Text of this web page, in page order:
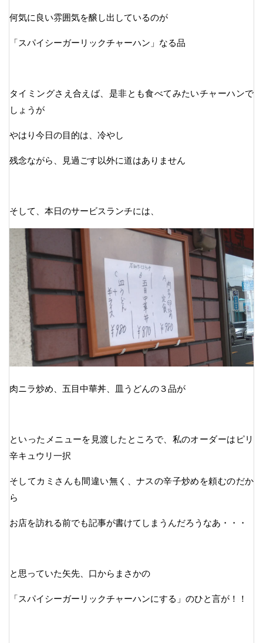
何気に良い雰囲気を醸し出しているのが
「スパイシーガーリックチャーハン」なる品
タイミングさえ合えば、是非とも食べてみたいチャーハンで
しょうが
やはり今日の目的は、冷やし
残念ながら、見過ごす以外に道はありません
そして、本日のサービスランチには、
肉ニラ炒め、五目中華丼、皿うどんの３品が
といったメニューを見渡したところで、私のオーダーはピリ
辛キュウリ一択
そしてカミさんも間違い無く、ナスの辛子炒めを頼むのだか
ら
お店を訪れる前でも記事が書けてしまうんだろうなあ・・・
と思っていた矢先、口からまさかの
「スパイシーガーリックチャーハンにする」のひと言が！！